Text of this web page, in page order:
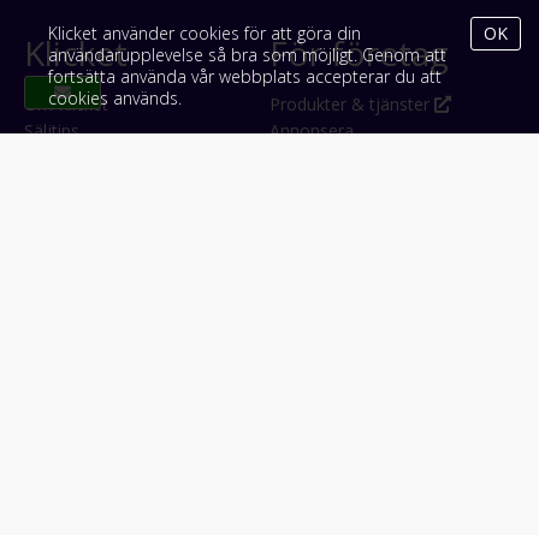
Klicket
Om Klicket
Säljtips
För företag
Produkter & tjänster
Annonsera
Klicket använder cookies för att göra din
användarupplevelse så bra som möjligt. Genom att
fortsätta använda vår webbplats accepterar du att
cookies används.
OK